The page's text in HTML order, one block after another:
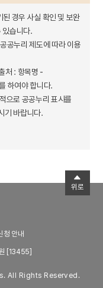
경우 사실 확인 및 보완
있습니다.
공누리 제도에 따라 이용
처 : 항목명 -
하여야 합니다.
으로 공공누리 표시를
기 바랍니다.
청 안내
[13455]
All Rights Reserved.
위로